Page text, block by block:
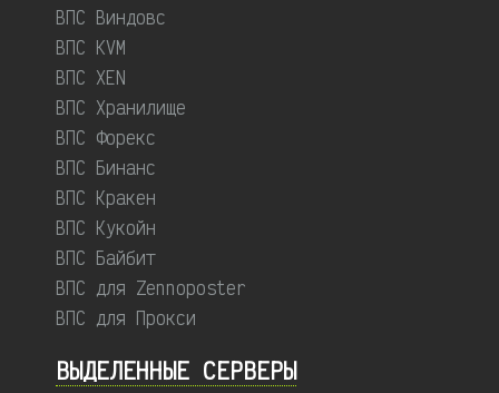
ВПС Виндовс
ВПС KVM
ВПС XEN
ВПС Хранилище
ВПС Форекс
ВПС Бинанс
ВПС Кракен
ВПС Кукойн
ВПС Байбит
ВПС для Zennoposter
ВПС для Прокси
ВЫДЕЛЕННЫЕ CЕРВЕРЫ